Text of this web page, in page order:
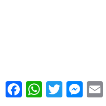
Facebook